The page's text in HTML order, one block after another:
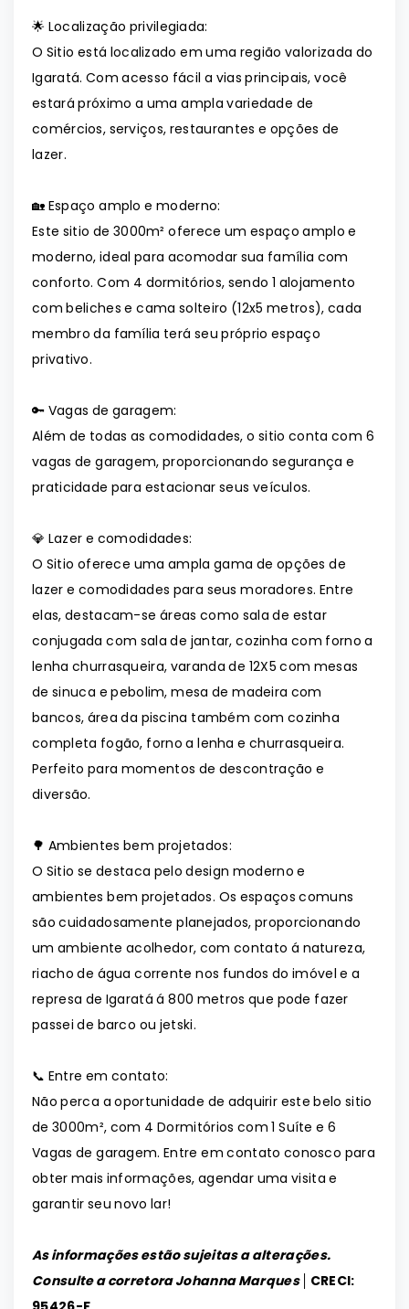
🌟 Localização privilegiada:
O Sitio está localizado em uma região valorizada do
Igaratá. Com acesso fácil a vias principais, você
estará próximo a uma ampla variedade de
comércios, serviços, restaurantes e opções de
lazer.
🏡 Espaço amplo e moderno:
Este sitio de 3000m² oferece um espaço amplo e
moderno, ideal para acomodar sua família com
conforto. Com 4 dormitórios, sendo 1 alojamento
com beliches e cama solteiro (12x5 metros), cada
membro da família terá seu próprio espaço
privativo.
🔑 Vagas de garagem:
Além de todas as comodidades, o sitio conta com 6
vagas de garagem, proporcionando segurança e
praticidade para estacionar seus veículos.
💎 Lazer e comodidades:
O Sitio oferece uma ampla gama de opções de
lazer e comodidades para seus moradores. Entre
elas, destacam-se áreas como sala de estar
conjugada com sala de jantar, cozinha com forno a
lenha churrasqueira, varanda de 12X5 com mesas
de sinuca e pebolim, mesa de madeira com
bancos, área da piscina também com cozinha
completa fogão, forno a lenha e churrasqueira.
Perfeito para momentos de descontração e
diversão.
🌳 Ambientes bem projetados:
O Sitio se destaca pelo design moderno e
ambientes bem projetados. Os espaços comuns
são cuidadosamente planejados, proporcionando
um ambiente acolhedor, com contato á natureza,
riacho de água corrente nos fundos do imóvel e a
represa de Igaratá á 800 metros que pode fazer
passei de barco ou jetski.
📞 Entre em contato:
Não perca a oportunidade de adquirir este belo sitio
de 3000m², com 4 Dormitórios com 1 Suíte e 6
Vagas de garagem. Entre em contato conosco para
obter mais informações, agendar uma visita e
garantir seu novo lar!
As informações estão sujeitas a alterações.
Consulte a corretora Johanna Marques │ CRECI: